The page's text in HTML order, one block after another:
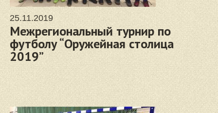
25.11.2019
Межрегиональный турнир по
футболу “Оружейная столица
2019”